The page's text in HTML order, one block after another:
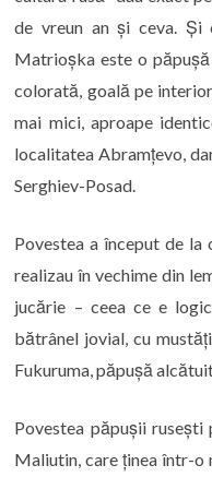
de vreun an și ceva. Și
Matrioșka este o păpușă
colorată, goală pe
mai mici, aproape
localitatea Abramțevo,
Serghiev-Posad.
Povestea a început de
realizau în vechime din
jucărie – ceea ce e
bătrânel jovial, cu
Fukuruma, păpușă
Povestea păpușii
Maliutin, care ținea într-o